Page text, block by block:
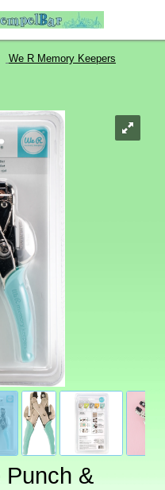
We R Memory Keepers
Punch &